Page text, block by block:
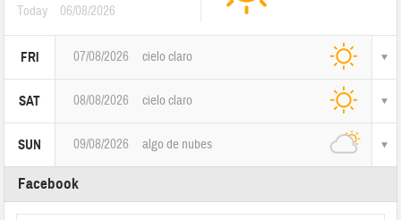
Today 06/08/2026
FRI 07/08/2026 cielo claro
SAT 08/08/2026 cielo claro
SUN 09/08/2026 algo de nubes
Facebook